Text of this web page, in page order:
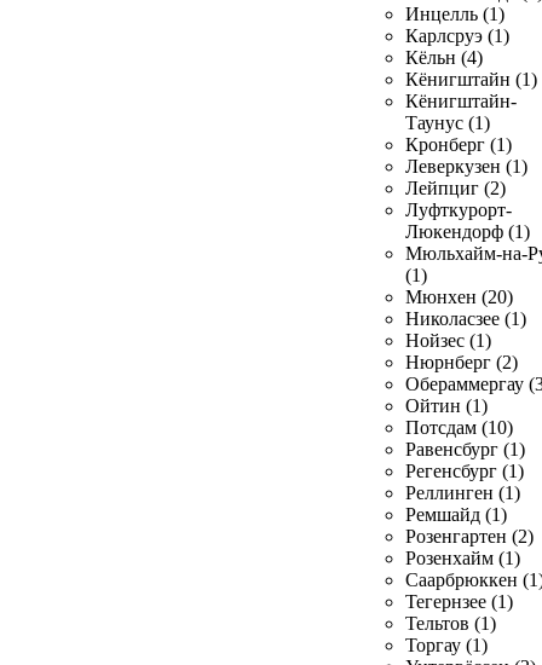
Инцелль (1)
Карлсруэ (1)
Кёльн (4)
Кёнигштайн (1)
Кёнигштайн-
Таунус (1)
Кронберг (1)
Леверкузен (1)
Лейпциг (2)
Луфткурорт-
Люкендорф (1)
Мюльхайм-на-
(1)
Мюнхен (20)
Николасзее (1)
Нойзес (1)
Нюрнберг (2)
Обераммергау
Ойтин (1)
Потсдам (10)
Равенсбург (1)
Регенсбург (1)
Реллинген (1)
Ремшайд (1)
Розенгартен (2)
Розенхайм (1)
Саарбрюккен
Тегернзее (1)
Тельтов (1)
Торгау (1)